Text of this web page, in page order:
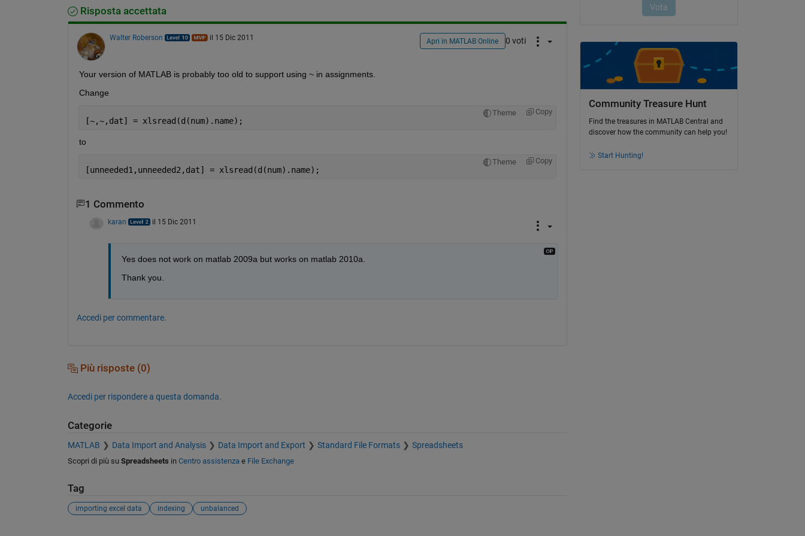
Risposta accettata
Walter Roberson il 15 Dic 2011 Apri in MATLAB Online 0 voti
Your version of MATLAB is probably too old to support using ~ in assignments.
Change
Theme Copy
[~,~,dat] = xlsread(d(num).name);
to
Theme Copy
[unneeded1,unneeded2,dat] = xlsread(d(num).name);
1 Commento
karan il 15 Dic 2011
Yes does not work on matlab 2009a but works on matlab 2010a.
Thank you.
Accedi per commentare.
Più risposte (0)
Accedi per rispondere a questa domanda.
Categorie
MATLAB Data Import and Analysis Data Import and Export Standard File Formats Spreadsheets
Scopri di più su Spreadsheets in Centro assistenza e File Exchange
Tag
importing excel data indexing unbalanced
Community Treasure Hunt
Find the treasures in MATLAB Central and
discover how the community can help you!
Start Hunting!